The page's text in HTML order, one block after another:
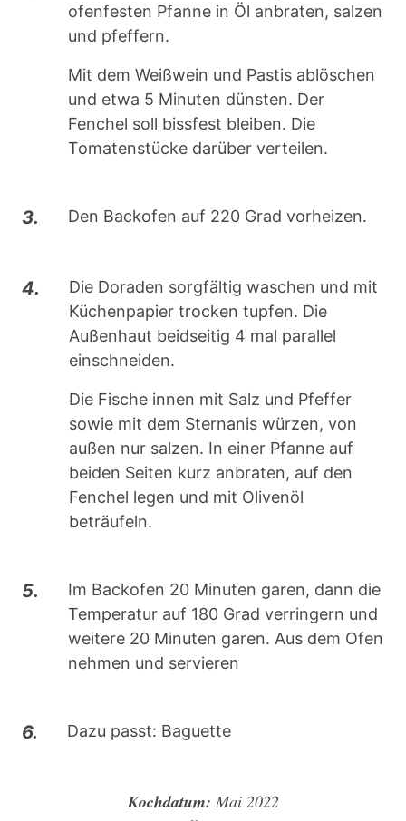
ofenfesten Pfanne in Öl anbraten, salzen
und pfeffern.
Mit dem Weißwein und Pastis ablöschen
und etwa 5 Minuten dünsten. Der
Fenchel soll bissfest bleiben. Die
Tomatenstücke darüber verteilen.
3. Den Backofen auf 220 Grad vorheizen.
4.
Die Doraden sorgfältig waschen und mit
Küchenpapier trocken tupfen. Die
Außenhaut beidseitig 4 mal parallel
einschneiden.
Die Fische innen mit Salz und Pfeffer
sowie mit dem Sternanis würzen, von
außen nur salzen. In einer Pfanne auf
beiden Seiten kurz anbraten, auf den
Fenchel legen und mit Olivenöl
beträufeln.
5.
Im Backofen 20 Minuten garen, dann die
Temperatur auf 180 Grad verringern und
weitere 20 Minuten garen. Aus dem Ofen
nehmen und servieren
6. Dazu passt: Baguette
Kochdatum: Mai 2022